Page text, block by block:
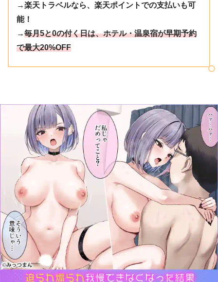
→楽天トラベルなら、楽天ポイントでの支払いも可
能！
→毎月5と0の付く日は、ホテル・温泉宿が早期予約
で最大20%OFF